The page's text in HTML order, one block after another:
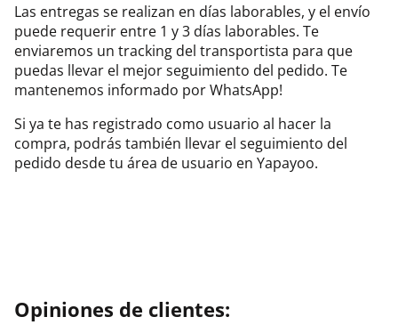
Las entregas se realizan en días laborables, y el envío
puede requerir entre 1 y 3 días laborables. Te
enviaremos un tracking del transportista para que
puedas llevar el mejor seguimiento del pedido. Te
mantenemos informado por WhatsApp!
Si ya te has registrado como usuario al hacer la
compra, podrás también llevar el seguimiento del
pedido desde tu área de usuario en Yapayoo.
Opiniones de clientes: